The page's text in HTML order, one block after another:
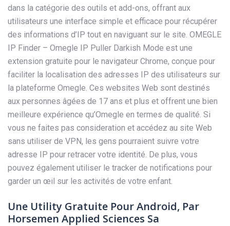
dans la catégorie des outils et add-ons, offrant aux
utilisateurs une interface simple et efficace pour récupérer
des informations d’IP tout en naviguant sur le site. OMEGLE
IP Finder – Omegle IP Puller Darkish Mode est une
extension gratuite pour le navigateur Chrome, conçue pour
faciliter la localisation des adresses IP des utilisateurs sur
la plateforme Omegle. Ces websites Web sont destinés
aux personnes âgées de 17 ans et plus et offrent une bien
meilleure expérience qu’Omegle en termes de qualité. Si
vous ne faites pas consideration et accédez au site Web
sans utiliser de VPN, les gens pourraient suivre votre
adresse IP pour retracer votre identité. De plus, vous
pouvez également utiliser le tracker de notifications pour
garder un œil sur les activités de votre enfant.
Une Utility Gratuite Pour Android, Par
Horsemen Applied Sciences Sa